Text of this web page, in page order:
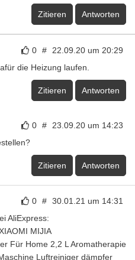
Zitieren Antworten
0 # 22.09.20 um 20:29
die Heizung laufen.
Zitieren Antworten
0 # 23.09.20 um 14:23
Zitieren Antworten
0 # 30.01.21 um 14:31
AliExpress:
MIJIA
Für Home 2,2 L Aromatherapie
Luftreiniger dämpfer